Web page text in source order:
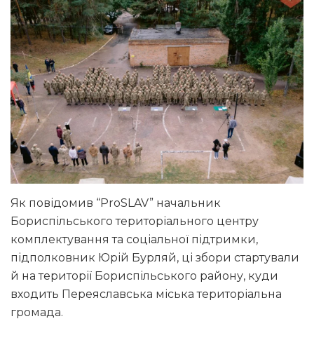
Як повідомив “ProSLAV” начальник
Бориспільського територіального центру
комплектування та соціальної підтримки,
підполковник Юрій Бурляй, ці збори стартували
й на території Бориспільського району, куди
входить Переяславська міська територіальна
громада.